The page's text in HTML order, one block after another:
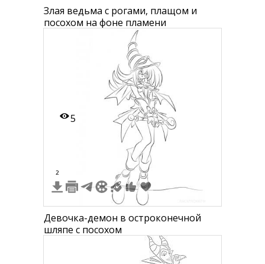
Злая ведьма с рогами, плащом и
посохом на фоне пламени
5
2
Девочка-демон в остроконечной
шляпе с посохом